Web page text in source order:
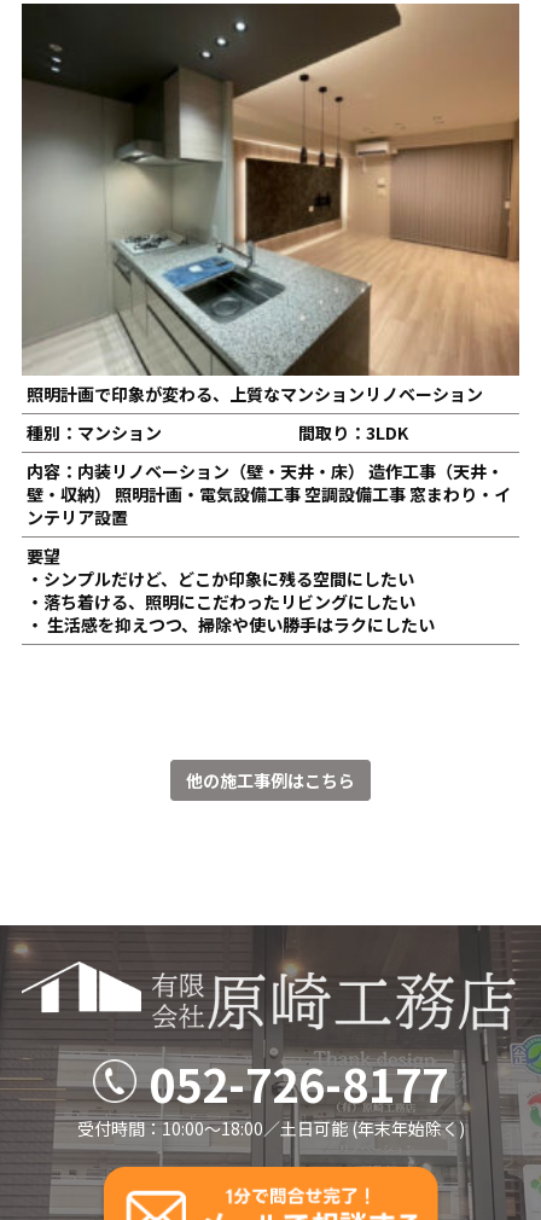
照明計画で印象が変わる、上質なマンションリノベーション
種別：マンション
間取り：3LDK
内容：内装リノベーション（壁・天井・床） 造作工事（天井・
壁・収納） 照明計画・電気設備工事 空調設備工事 窓まわり・イ
ンテリア設置
要望
・シンプルだけど、どこか印象に残る空間にしたい
・落ち着ける、照明にこだわったリビングにしたい
・ 生活感を抑えつつ、掃除や使い勝手はラクにしたい
他の施工事例はこちら
052-726-8177
受付時間：10:00～18:00／⼟⽇可能 (年末年始除く)